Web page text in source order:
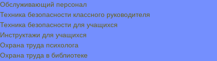
Обслуживающий персонал
Техника безопасности классного руководителя
Техника безопасности для учащихся
Инструктажи для учащихся
Охрана труда психолога
Охрана труда в библиотеке